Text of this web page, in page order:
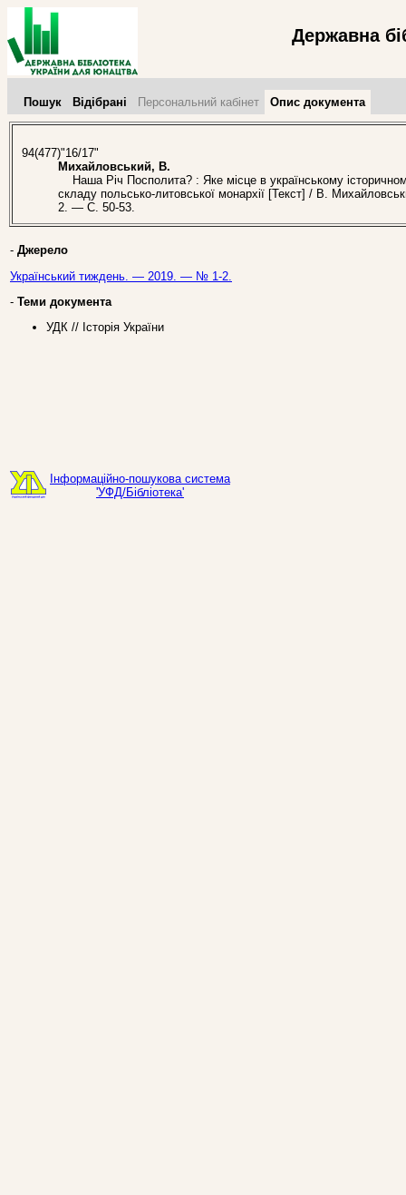
Державна
Пошук Відібрані Персональний кабінет Опис документа
94(477)"16/17"
Михайловський, В.
Наша Річ Посполита? : Яке місце в українському
складу польсько-литовської монархії [Текст] / В.
2. — С. 50-53.
- Джерело
Український тиждень. — 2019. — № 1-2.
- Теми документа
УДК // Історія України
Інформаційно-пошукова система
'УФД/Бібліотека'